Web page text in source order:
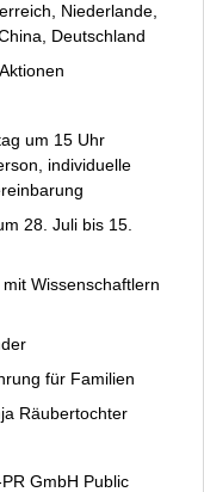
Niederlande,
Deutschland
um 15 Uhr
individuelle
28. Juli bis 15.
mit Wissenschaftlern
für Familien
Räubertochter
PR GmbH Public